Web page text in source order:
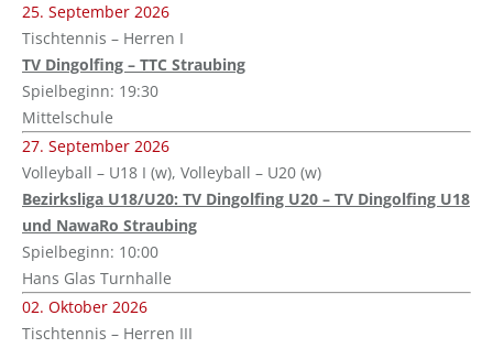
25. September 2026
Tischtennis – Herren I
TV Dingolfing – TTC Straubing
Spielbeginn: 19:30
Mittelschule
27. September 2026
Volleyball – U18 I (w), Volleyball – U20 (w)
Bezirksliga U18/U20: TV Dingolfing U20 – TV Dingolfing U18
und NawaRo Straubing
Spielbeginn: 10:00
Hans Glas Turnhalle
02. Oktober 2026
Tischtennis – Herren III